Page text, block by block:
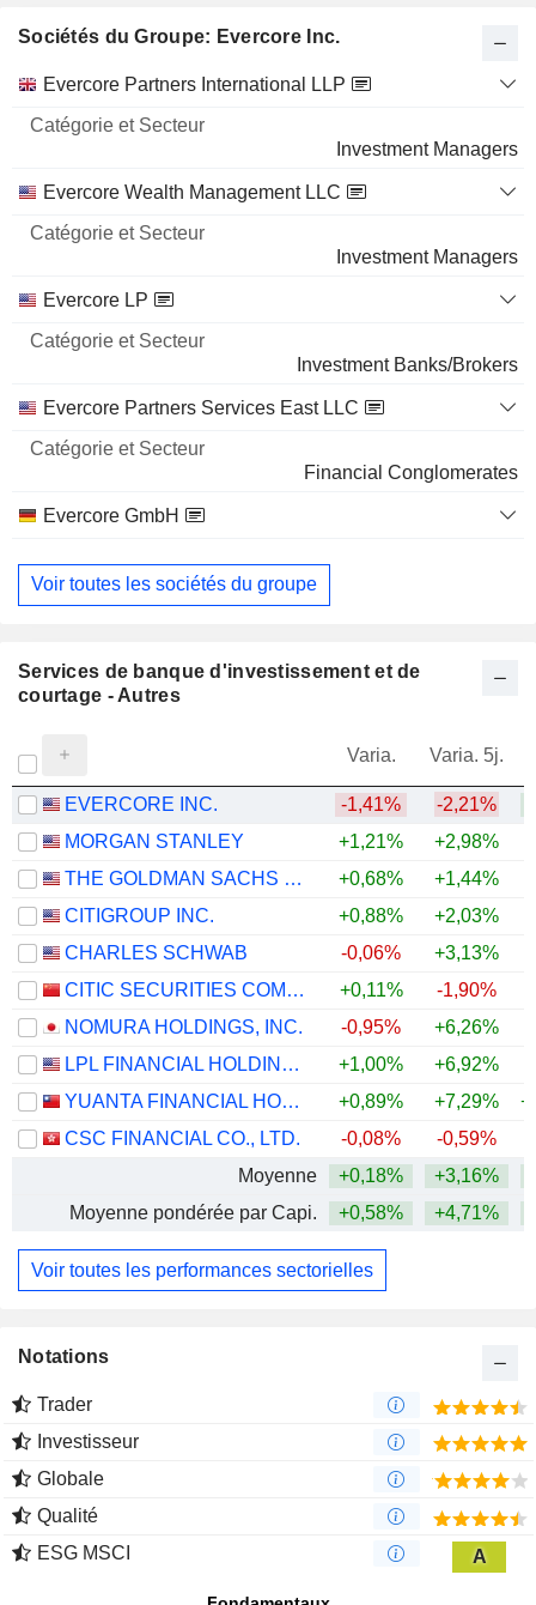
Sociétés du Groupe: Evercore Inc.
Nom
Catégorie
Secteur
Evercore Partners International LLP
Investment Managers
Evercore Wealth Management LLC
Investment Managers
Evercore LP
Investment Banks/Brokers
Evercore Partners Services East LLC
Financial Conglomerates
Evercore GmbH
Miscellaneous Commercial Services
Voir toutes les sociétés du groupe
Services de banque d'investissement et de
courtage - Autres
Varia. Varia. 5j.
EVERCORE INC. -1,41% -2,21%
MORGAN STANLEY
+1,21% +2,98%
THE GOLDMAN SACHS GROUP, INC.
+0,68% +1,44%
CITIGROUP INC.
+0,88% +2,03%
CHARLES SCHWAB
-0,06% +3,13%
CITIC SECURITIES COMPANY LIMITED
+0,11% -1,90%
NOMURA HOLDINGS, INC.
-0,95% +6,26%
LPL FINANCIAL HOLDINGS INC.
+1,00% +6,92%
YUANTA FINANCIAL HOLDING CO., LTD.
+0,89% +7,29%
CSC FINANCIAL CO., LTD.
-0,08% -0,59%
Moyenne
+0,18% +3,16%
Moyenne pondérée par Capi.
+0,58% +4,71%
Voir toutes les performances sectorielles
Notations
Trader
Investisseur
Globale
Qualité
ESG MSCI
A